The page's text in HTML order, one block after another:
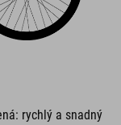
rychlý a snadný